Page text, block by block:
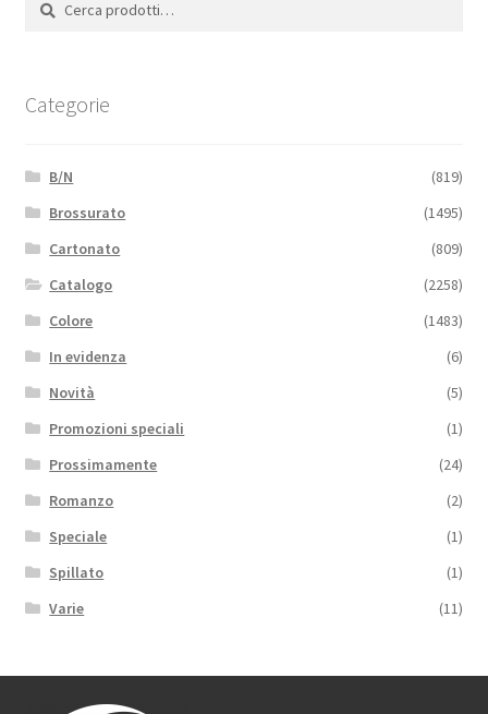
Categorie
B/N
(819)
Brossurato
(1495)
Cartonato
(809)
Catalogo
(2258)
Colore
(1483)
In evidenza
(6)
Novità
(5)
Promozioni speciali
(1)
Prossimamente
(24)
Romanzo
(2)
Speciale
(1)
Spillato
(1)
Varie
(11)